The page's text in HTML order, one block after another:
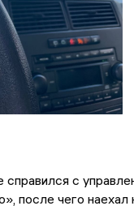
с
после чего